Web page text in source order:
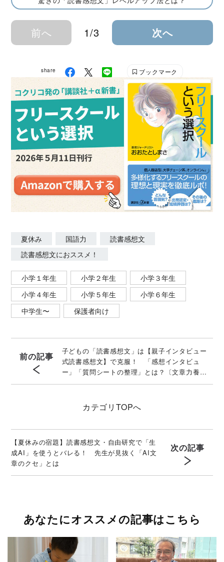
前へ 1/3 次へ
share ブックマーク
夏休み 国語力
読書感想文
読書感想文におススメ！
小学１年生 小学２年生
小学３年生
小学４年生
小学５年生
小学６年生
中学生〜
保護者向け
前の記事
子どもの「読書感想文」は【親子インタビュー
式読書感想文】で克服！ 「感想インタビュ
ー」「質問シートの整理」とは？〔文章力養成
講座の専門家〕がわかりやすく解説
カテゴリ TOPへ
【夏休みの宿題】読書感想文・自由研究で「生
成AI」を使うとバレる！ 先生が見抜く「AI文
章のクセ」とは
次の記事
あなたにオススメの記事はこちら